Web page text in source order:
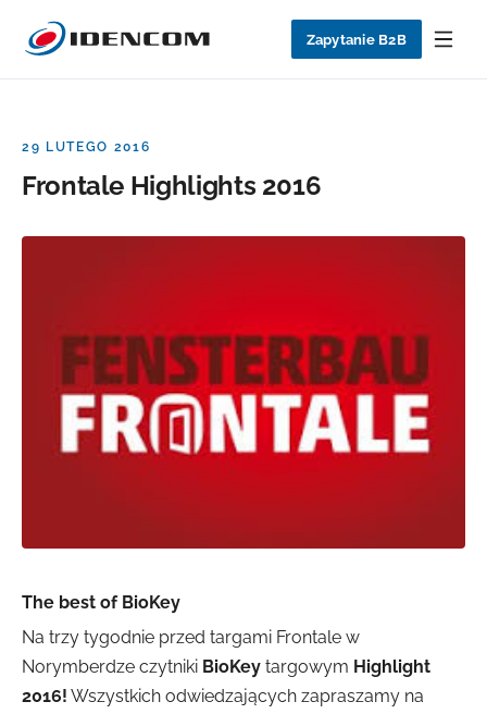
Zapytanie B2B
29 LUTEGO 2016
Frontale Highlights 2016
The best of BioKey
Na trzy tygodnie przed targami Frontale w
Norymberdze czytniki BioKey targowym Highlight
2016! Wszystkich odwiedzających zapraszamy na